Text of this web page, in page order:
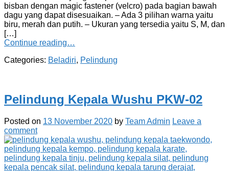
bisban dengan magic fastener (velcro) pada bagian bawah
dagu yang dapat disesuaikan. – Ada 3 pilihan warna yaitu
biru, merah dan putih. – Ukuran yang tersedia yaitu S, M, dan
[…]
Continue reading…
Categories: Beladiri, Pelindung
Pelindung Kepala Wushu PKW-02
Posted on 13 November 2020 by Team Admin Leave a
comment